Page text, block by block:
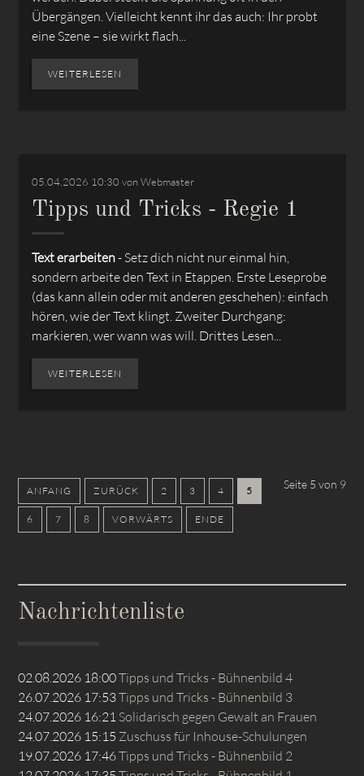
Übergängen. Vielleicht kennt ihr das auch: Ihr probt
eine Szene – sie wirkt flach...
WEITERLESEN
05.04.2026 10:30 von Webmaster
Tipps und Tricks - Regie 1
Text erarbeiten- Setz dich nicht nur einmal hin,
sondern arbeite den Text in Etappen. Erste Leseprobe
(das kann allein oder mit anderen geschehen): einfach
hören, wie der Text klingt. Zweiter Durchgang:
markieren, wer wann was will. Drittes Lesen...
WEITERLESEN
Seite 5 von 9
ANFANG ZURÜCK 2 3 4 5
6 7 8 VORWÄRTS ENDE
Nachrichtenliste
02.08.2026 18:00Tipps und Tricks - Bühnenbild 4
26.07.2026 17:53Tipps und Tricks - Bühnenbild 3
24.07.2026 16:21 Solidarisch gegen Gewalt an Frauen
24.07.2026 15:15 Zuschuss für Inhouse-Schulungen
19.07.2026 17:46Tipps und Tricks - Bühnenbild 2